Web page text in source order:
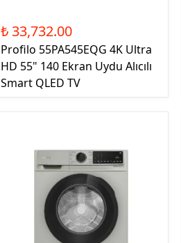
₺ 33,732.00
Profilo 55PA545EQG 4K Ultra
HD 55" 140 Ekran Uydu Alıcılı
Smart QLED TV